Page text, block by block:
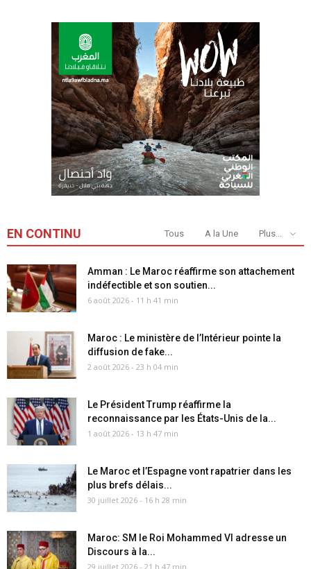
EN CONTINU Tous A la Une Plus...
Amman : Le Maroc réaffirme son attachement
indéfectible et son soutien...
6 août 2026 - 11 h 41 min
Maroc : Le ministère de l’Intérieur pointe la
diffusion de fake...
2 août 2026 - 23 h 04 min
Le Président Trump réaffirme la
reconnaissance par les États-Unis de la...
1 août 2026 - 13 h 47 min
Le Maroc et l’Espagne vont rapatrier dans les
plus brefs délais...
30 juillet 2026 - 16 h 28 min
Maroc: SM le Roi Mohammed VI adresse un
Discours à la...
29 juillet 2026 - 21 h 47 min